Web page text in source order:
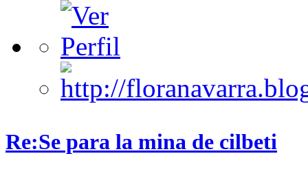
Re:Se para la mina de cilbeti